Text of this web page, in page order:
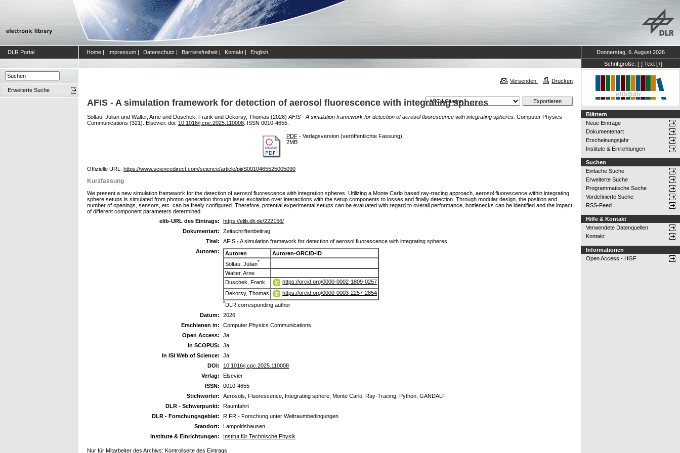
DLR Portal Home | Impressum | Datenschutz | Barrierefreiheit | Kontakt | English
Donnerstag, 6. August 2026
Schriftgröße: [-] Text [+]
Erweiterte Suche
Versenden Drucken
AFIS - A simulation framework for detection of aerosol fluorescence with integrating spheres
Soltau, Julian und Walter, Arne und Duschek, Frank und Dekorsy, Thomas (2026) AFIS - A simulation framework for detection of aerosol fluorescence with integrating spheres. Computer Physics
Communications (321). Elsevier. doi: 10.1016/j.cpc.2025.110008 . ISSN 0010-4655.
PDF- Verlagsversion (veröffentlichte Fassung)
2MB
Offizielle URL: https://www.sciencedirect.com/science/article/pii/S0010465525005090
Kurzfassung
We present a new simulation framework for the detection of aerosol fluorescence with integration spheres. Utilizing a Monte Carlo based ray-tracing approach, aerosol fluorescence within integrating
sphere setups is simulated from photon generation through laser excitation over interactions with the setup components to losses and finally detection. Through modular design, the position and
number of openings, sensors, etc. can be freely configured. Therefore, potential experimental setups can be evaluated with regard to overall performance, bottlenecks can be identified and the impact
of different component parameters determined.
elib-URL des Eintrags:
https://elib.dlr.de/222156/
Dokumentart:
Zeitschriftenbeitrag
Titel:
AFIS - A simulation framework for detection of aerosol fluorescence with integrating spheres
Autoren:
Autoren
Autoren-ORCID-iD
Soltau, Julian*
Walter, Arne
Duschek, Frank
https://orcid.org/0000-0002-1809-0257
Dekorsy, Thomas
https://orcid.org/0000-0003-2257-2854
*DLR corresponding author
Datum:
2026
Erschienen in:
Computer Physics Communications
Open Access:
Ja
In SCOPUS:
Ja
In ISI Web of Science:
Ja
DOI:
10.1016/j.cpc.2025.110008
Verlag:
Elsevier
ISSN:
0010-4655
Stichwörter:
Aerosols, Fluorescence, Integrating sphere, Monte Carlo, Ray-Tracing, Python, GANDALF
DLR - Schwerpunkt:
Raumfahrt
DLR - Forschungsgebiet:
R FR - Forschung unter Weltraumbedingungen
Standort:
Lampoldshausen
Institute & Einrichtungen:
Institut für Technische Physik
Nur für Mitarbeiter des Archivs: Kontrollseite des Eintrags
Blättern
Neue Einträge
Dokumentenart
Erscheinungsjahr
Institute & Einrichtungen
Suchen
Einfache Suche
Erweiterte Suche
Programmatische Suche
Vordefinierte Suche
RSS-Feed
Hilfe & Kontakt
Verwendete Datenquellen
Kontakt
Informationen
Open Access - HGF